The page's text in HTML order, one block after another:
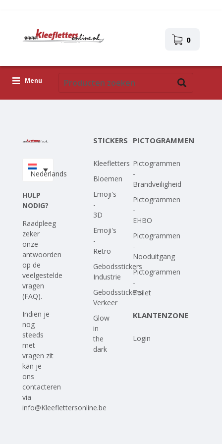
0
Menu
Upload je eigen ontwerp
Nederlands
HULP
NODIG?
Raadpleeg
zeker
onze
antwoorden
op de
veelgestelde
vragen
(FAQ).
Indien je
nog
steeds
met
vragen zit
kan je
ons
contacteren
via
info@Kleeflettersonline.be
STICKERS
Kleefletters
Bloemen
Emoji's
-
3D
Emoji's
-
Retro
Gebodsstickers
Industrie
Gebodsstickers
Verkeer
Glow
in
the
dark
PICTOGRAMMEN
Pictogrammen
-
Brandveiligheid
Pictogrammen
-
EHBO
Pictogrammen
-
Nooduitgang
Pictogrammen
-
Toilet
KLANTENZONE
Login